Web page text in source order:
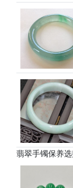
翡翠手镯保养